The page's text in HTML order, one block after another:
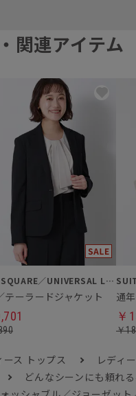
関連アイテム
SUIT SQUARE／UNIVERSAL LANGUAGE／WHITE
テーラードジャケット 通
￥
￥
ース トップス レディ
どんなシーンにも頼れ